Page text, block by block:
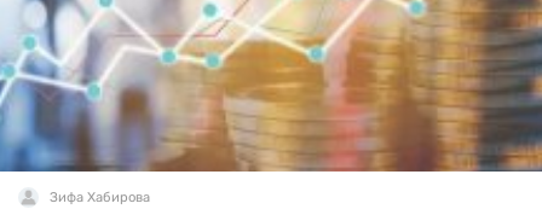
Зифа Хабирова